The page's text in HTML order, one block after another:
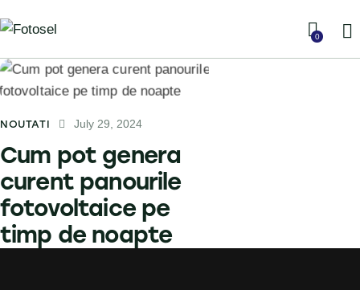
0
NOUTATI July 29, 2024
Cum pot genera
curent panourile
fotovoltaice pe
timp de noapte